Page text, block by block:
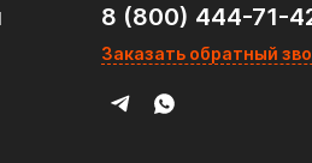
8 (800) 444-71-
Заказать обратный